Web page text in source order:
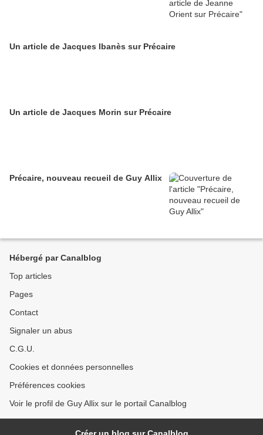
Un article de Jacques Ibanès sur Précaire
Un article de Jacques Morin sur Précaire
Précaire, nouveau recueil de Guy Allix
Hébergé par Canalblog
Top articles
Pages
Contact
Signaler un abus
C.G.U.
Cookies et données personnelles
Préférences cookies
Voir le profil de Guy Allix sur le portail Canalblog